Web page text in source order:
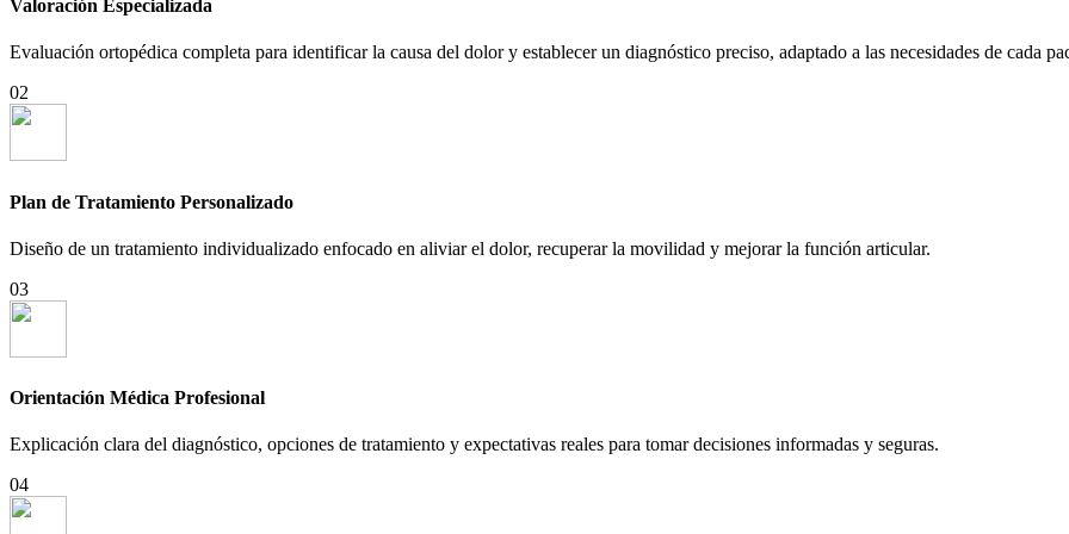
Valoración Especializada
Evaluación ortopédica completa para identificar la causa del dolor y establecer un diagnóstico preciso, adaptado a las necesidades de cada
02
Plan de Tratamiento Personalizado
Diseño de un tratamiento individualizado enfocado en aliviar el dolor, recuperar la movilidad y mejorar la función articular.
03
Orientación Médica Profesional
Explicación clara del diagnóstico, opciones de tratamiento y expectativas reales para tomar decisiones informadas y seguras.
04